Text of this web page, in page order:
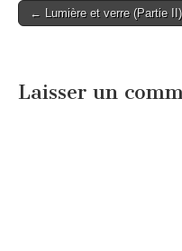
Post← Lumière et verre (Partie II)
Laisser un